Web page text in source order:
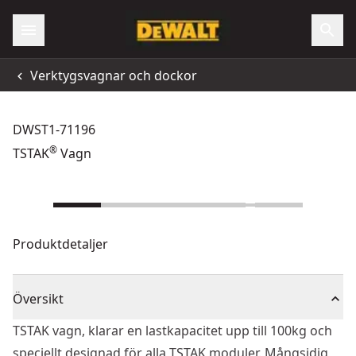
Verktygsvagnar och dockor
DWST1-71196
TSTAK® Vagn
Produktdetaljer
Översikt
TSTAK vagn, klarar en lastkapacitet upp till 100kg och